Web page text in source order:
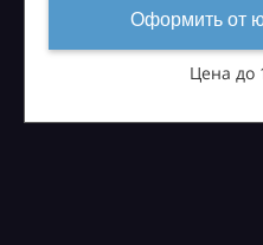
Оформить от
Цена до